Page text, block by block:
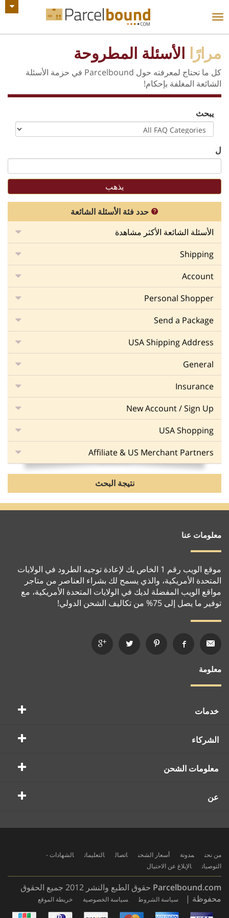
عرض جميع الإعلانات
تبديل
مرارًا الأسئلة المطروحة
كل ما تحتاج لمعرفته حول Parcelbound في حزمة الأسئلة
الشائعة المغلفة بإحكام!
يبحث
ل
حدد فئة الأسئلة الشائعة
الأسئلة الشائعة الأكثر مشاهدة
Shipping
Account
Personal Shopper
Send a Package
USA Shipping Address
General
Insurance
New Account / Sign Up
USA Shopping
Affiliate & US Merchant Partners
نتيجة البحث
معلومات عنا
موقع الويب رقم 1 الخاص بك لإعادة توجيه الطرود في الولايات
المتحدة الأمريكية، والذي يسمح لك بشراء العناصر من متاجر
مواقع الويب المفضلة لديك في الولايات المتحدة الأمريكية، مع
توفير ما يصل إلى 75% من تكاليف الشحن الدولي!
معلومة
خدمات
الشركاء
معلومات الشحن
عن
من نحن مدونة أسعار الشحن اتصال التعليمات
الشهادات -
التوصيات
الإبلاغ عن الاحتيال
Parcelbound.com
حقوق الطبع والنشر 2012 جميع الحقوق
محفوظة |
سياسة الشروط سياسة الخصوصية
خريطة الموقع
AMERICAN